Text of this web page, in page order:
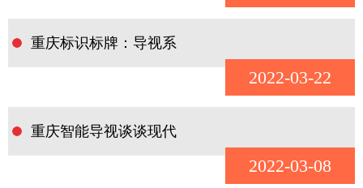
重庆标识标牌：导视系
2022-03-22
重庆智能导视谈谈现代
2022-03-08